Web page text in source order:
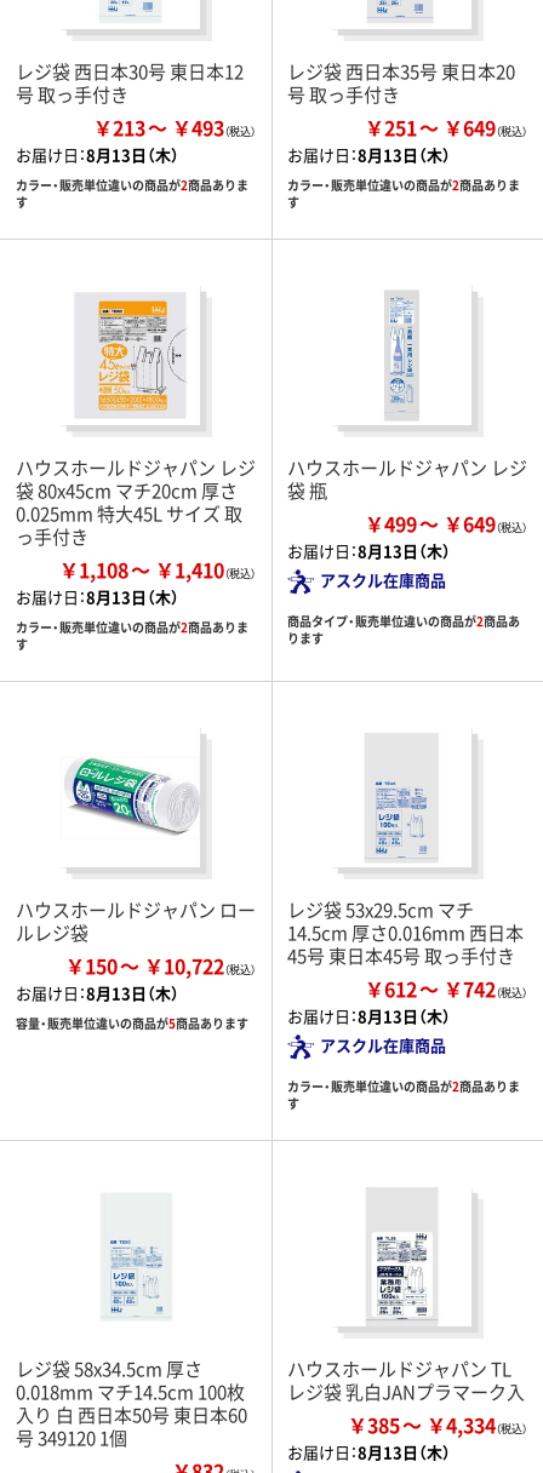
レジ袋 西日本30号 東日本12
号 取っ手付き
￥213 ￥493
お届け日：8月13日（木）
カラー・販売単位違いの商品が2商品ありま
す
レジ袋 西日本35号 東日本20
号 取っ手付き
￥251 ￥649
お届け日：8月13日（木）
カラー・販売単位違いの商品が2商品ありま
す
ハウスホールドジャパン レジ
袋 80x45cm マチ20cm 厚さ
0.025mm 特大45L サイズ 取
っ手付き
￥1,108 ￥1,410
お届け日：8月13日（木）
カラー・販売単位違いの商品が2商品ありま
す
ハウスホールドジャパン レジ
袋 瓶
￥499 ￥649
お届け日：8月13日（木）
アスクル在庫商品
商品タイプ・販売単位違いの商品が2商品あ
ります
ハウスホールドジャパン ロー
ルレジ袋
￥150 ￥10,722
お届け日：8月13日（木）
容量・販売単位違いの商品が5商品あります
レジ袋 53x29.5cm マチ
14.5cm 厚さ0.016mm 西日本
45号 東日本45号 取っ手付き
￥612 ￥742
お届け日：8月13日（木）
アスクル在庫商品
カラー・販売単位違いの商品が2商品ありま
す
レジ袋 58x34.5cm 厚さ
0.018mm マチ14.5cm 100枚
入り 白 西日本50号 東日本60
号 349120 1個
ハウスホールドジャパン TL
レジ袋 乳白JANプラマーク入
￥385 ￥4,334
お届け日：8月13日（木）